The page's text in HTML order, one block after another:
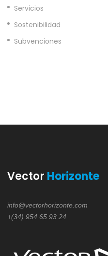
Servicios
Sostenibilidad
Subvenciones
Vector Horizonte
info@vectorhorizonte.com
+(34) 954 65 93 24